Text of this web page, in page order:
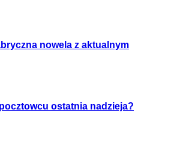
nowela z aktualnym
ostatnia nadzieja?